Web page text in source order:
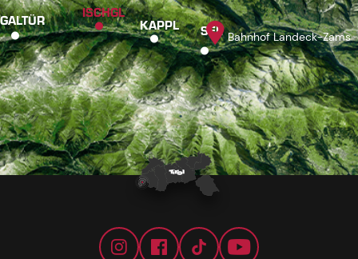
GALTÜR ISCHGL
KAPPL SEE Bahnhof Landeck-Zams